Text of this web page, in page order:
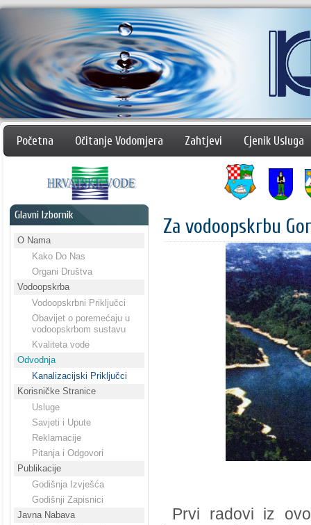
Početna Očitanje Vodomjera Zahtjevi Cjenik Usluga
Glavni Izbornik
O Nama
Kako Do Nas
Organi Društva
Vodoopskrba
Vodoopskrbni Priključci
Obavijet o poremećaju u
vodoopskrbom sustavu
Kvaliteta vode
Odvodnja
Kanalizacijski Priključci
Korisničke Stranice
Usluge
Savjeti i Upute
Reklamacije
Pitanja i Odgovori
Publikacije
Godišnja Izvješća
Godišnji Zapisnici
Javna Nabava
Za vodoopskrbu
Prvi radovi iz